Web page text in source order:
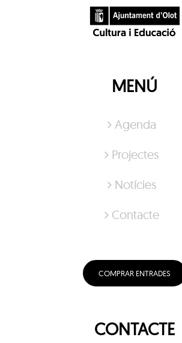
MENÚ
Agenda
Projectes
Notícies
Contacte
COMPRAR ENTRADES
CONTACTE